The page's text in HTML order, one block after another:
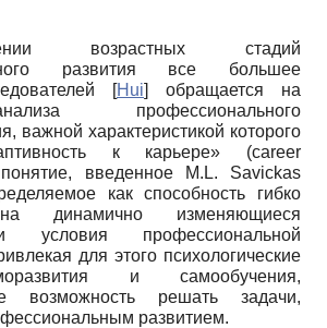
возрастных стадий
развития все большее
[Hui]
обращается на
профессионального
важной характеристикой которого
к карьере» (career
введенное M. L. Savickas
как способность гибко
на динамично изменяющиеся
условия профессиональной
для этого психологические
и самообучения,
возможность решать задачи,
развитием.